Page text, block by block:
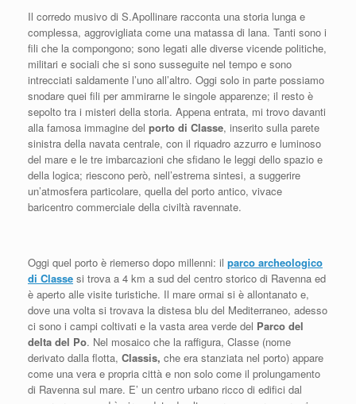
Il corredo musivo di S.Apollinare racconta una storia lunga e
complessa, aggrovigliata come una matassa di lana. Tanti sono i
fili che la compongono; sono legati alle diverse vicende politiche,
militari e sociali che si sono susseguite nel tempo e sono
intrecciati saldamente l’uno all’altro. Oggi solo in parte possiamo
snodare quei fili per ammirarne le singole apparenze; il resto è
sepolto tra i misteri della storia. Appena entrata, mi trovo davanti
alla famosa immagine del porto di Classe, inserito sulla parete
sinistra della navata centrale, con il riquadro azzurro e luminoso
del mare e le tre imbarcazioni che sfidano le leggi dello spazio e
della logica; riescono però, nell’estrema sintesi, a suggerire
un’atmosfera particolare, quella del porto antico, vivace
baricentro commerciale della civiltà ravennate.
Oggi quel porto è riemerso dopo millenni: il parco archeologico
di Classe si trova a 4 km a sud del centro storico di Ravenna ed
è aperto alle visite turistiche. Il mare ormai si è allontanato e,
dove una volta si trovava la distesa blu del Mediterraneo, adesso
ci sono i campi coltivati e la vasta area verde del Parco del
delta del Po. Nel mosaico che la raffigura, Classe (nome
derivato dalla flotta, Classis, che era stanziata nel porto) appare
come una vera e propria città e non solo come il prolungamento
di Ravenna sul mare. E’ un centro urbano ricco di edifici dal